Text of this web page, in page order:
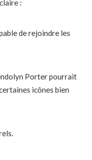
:
de rejoindre les
Porter pourrait
icônes bien